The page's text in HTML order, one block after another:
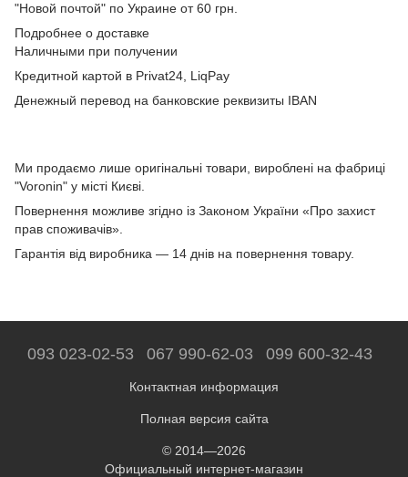
"Новой почтой" по Украине от 60 грн.
Подробнее о доставке
Наличными при получении
Кредитной картой в Privat24, LiqPay
Денежный перевод на банковские реквизиты IBAN
Ми продаємо лише оригінальні товари, вироблені на фабриці
"Voronin" у місті Києві.
Повернення можливе згідно із Законом України «Про захист
прав споживачів».
Гарантія від виробника — 14 днів на повернення товару.
093 023-02-53 067 990-62-03 099 600-32-43
Контактная информация
Полная версия сайта
© 2014—2026
Официальный интернет-магазин